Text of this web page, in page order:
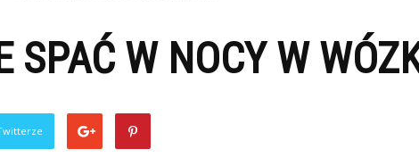
SPAĆ W NOCY W